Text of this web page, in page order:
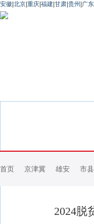
安徽 北京 重庆 福建 甘肃 贵州 广东
首页 京津冀 雄安 市县
2024脱